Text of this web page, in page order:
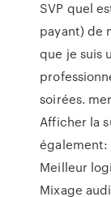
SVP quel
payant) de
que je suis
soirées.
Afficher la
Meilleur
Mixage